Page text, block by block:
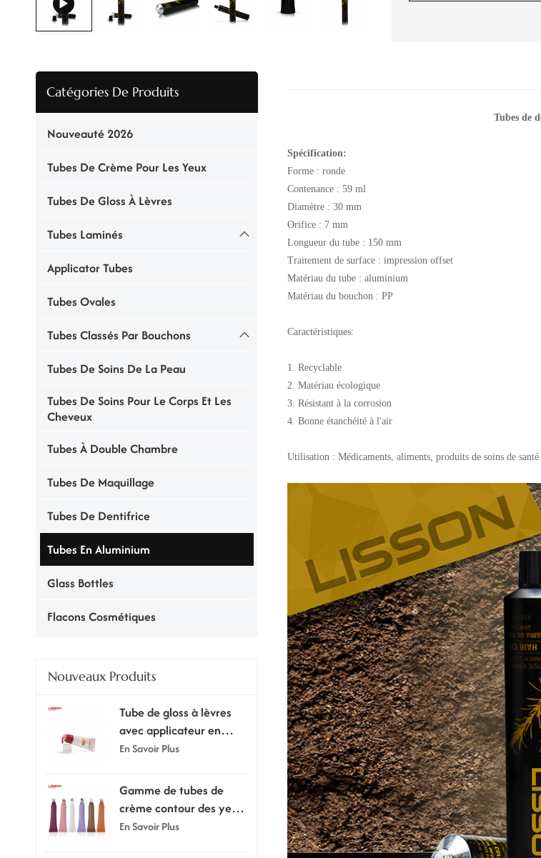
Catégories De Produits
Nouveauté 2026
Tubes De Crème Pour Les Yeux
Tubes De Gloss À Lèvres
Tubes Laminés
Applicator Tubes
Tubes Ovales
Tubes Classés Par Bouchons
Tubes De Soins De La Peau
Tubes De Soins Pour Le Corps Et Les
Cheveux
Tubes À Double Chambre
Tubes De Maquillage
Tubes De Dentifrice
Tubes En Aluminium
Glass Bottles
Flacons Cosmétiques
Nouveaux Produits
Tube de gloss à lèvres
avec applicateur en
silicone ultra doux
En Savoir Plus
Gamme de tubes de
crème contour des yeux
avec embout applicateur
En Savoir Plus
Tubes de
Spécification:
Forme : ronde
Contenance : 59 ml
Diamètre : 30 mm
Orifice : 7 mm
Longueur du tube : 150 mm
Traitement de surface : impression offset
Matériau du tube : aluminium
Matériau du bouchon : PP
Caractéristiques:
1. Recyclable
2. Matériau écologique
3. Résistant à la corrosion
4. Bonne étanchéité à l'air
Utilisation : Médicaments, aliments, produits de soins de